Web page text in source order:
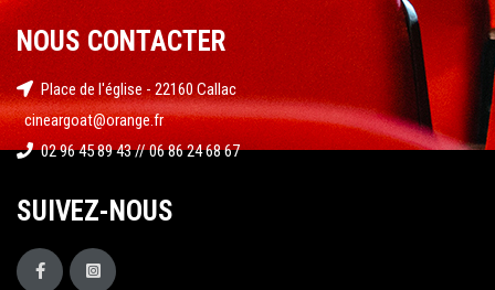
NOUS CONTACTER
Place de l'église - 22160 Callac
cineargoat@orange.fr
02 96 45 89 43 // 06 86 24 68 67
SUIVEZ-NOUS